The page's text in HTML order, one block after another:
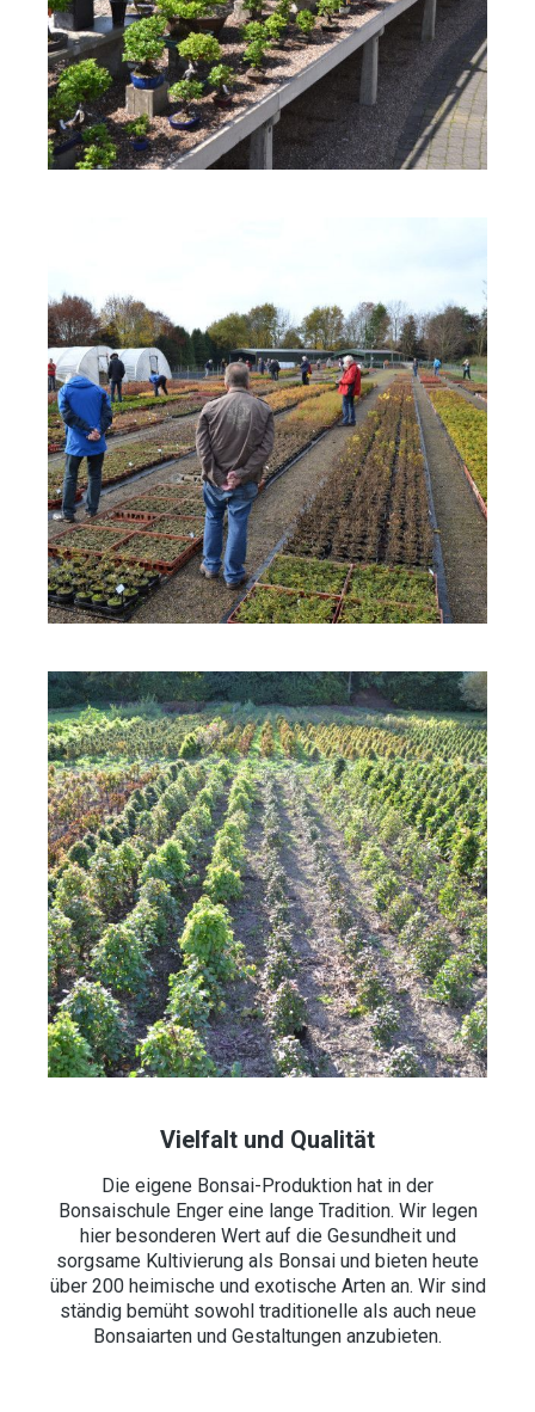
Vielfalt und Qualität
Die eigene Bonsai-Produktion hat in der
Bonsaischule Enger eine lange Tradition. Wir legen
hier besonderen Wert auf die Gesundheit und
sorgsame Kultivierung als Bonsai und bieten heute
über 200 heimische und exotische Arten an. Wir sind
ständig bemüht sowohl traditionelle als auch neue
Bonsaiarten und Gestaltungen anzubieten.